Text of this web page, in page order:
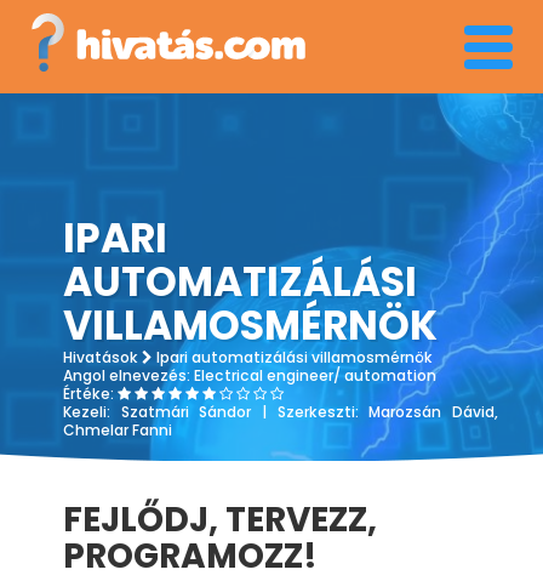
Menü
IPARI
AUTOMATIZÁLÁSI
VILLAMOSMÉRNÖK
Hivatások
Ipari automatizálási villamosmérnök
Angol elnevezés:Electrical engineer/ automation
Értéke:
Kezeli: Szatmári Sándor | Szerkeszti: Marozsán Dávid,
Chmelar Fanni
FEJLŐDJ, TERVEZZ,
PROGRAMOZZ!